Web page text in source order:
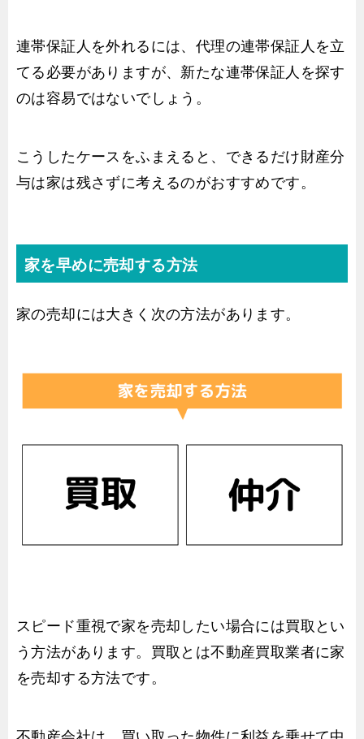
連帯保証人を外れるには、代理の連帯保証人を立
てる必要がありますが、新たな連帯保証人を探す
のは容易ではないでしょう。
こうしたケースをふまえると、できるだけ財産分
与は家は残さずに考えるのがおすすめです。
家を早めに売却する方法
家の売却には大きく次の方法があります。
スピード重視で家を売却したい場合には買取とい
う方法があります。買取とは不動産買取業者に家
を売却する方法です。